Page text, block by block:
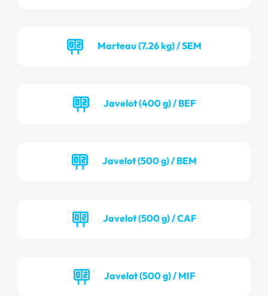
Marteau (7.26 kg) / SEM
Javelot (400 g) / BEF
Javelot (500 g) / BEM
Javelot (500 g) / CAF
Javelot (500 g) / MIF